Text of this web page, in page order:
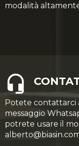
modalità
Potete contattarci
messaggio
potrete usare il